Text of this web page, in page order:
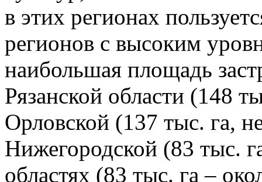
в этих регионах
регионов с высоким
наибольшая площадь
Рязанской области (148
Орловской (137 тыс. га,
Нижегородской (83 тыс.
областях (83 тыс. га –